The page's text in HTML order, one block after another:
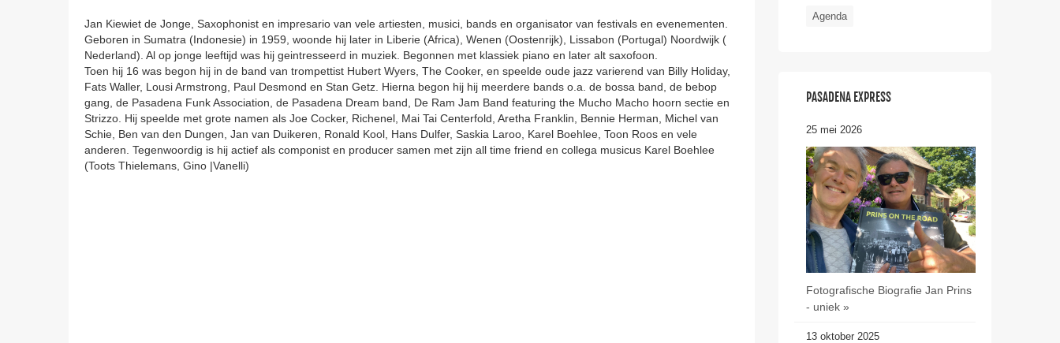
Jan Kiewiet de Jonge, Saxophonist en impresario van vele artiesten, musici, bands en organisator van festivals en evenementen.
Geboren in Sumatra (Indonesie) in 1959, woonde hij later in Liberie (Africa), Wenen (Oostenrijk), Lissabon (Portugal) Noordwijk (
Nederland). Al op jonge leeftijd was hij geintresseerd in muziek. Begonnen met klassiek piano en later alt saxofoon.
Toen hij 16 was begon hij in de band van trompettist Hubert Wyers, The Cooker, en speelde oude jazz varierend van Billy Holiday,
Fats Waller, Lousi Armstrong, Paul Desmond en Stan Getz. Hierna begon hij hij meerdere bands o.a. de bossa band, de bebop
gang, de Pasadena Funk Association, de Pasadena Dream band, De Ram Jam Band featuring the Mucho Macho hoorn sectie en
Strizzo. Hij speelde met grote namen als Joe Cocker, Richenel, Mai Tai Centerfold, Aretha Franklin, Bennie Herman, Michel van
Schie, Ben van den Dungen, Jan van Duikeren, Ronald Kool, Hans Dulfer, Saskia Laroo, Karel Boehlee, Toon Roos en vele
anderen. Tegenwoordig is hij actief als componist en producer samen met zijn all time friend en collega musicus Karel Boehlee
(Toots Thielemans, Gino |Vanelli)
Agenda
PASADENA EXPRESS
25 mei 2026
Fotografische Biografie Jan Prins
- uniek »
13 oktober 2025